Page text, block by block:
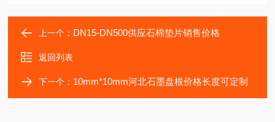
上一个： DN15-DN500供应石棉垫片销售价格
返回列表
下一个： 10mm*10mm河北石墨盘根价格长度可定制